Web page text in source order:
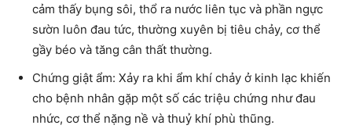
cảm thấy bụng sôi, thổ ra nước liên tục và phần ngực
sườn luôn đau tức, thường xuyên bị tiêu chảy, cơ thể
gầy béo và tăng cân thất thường.
Chứng giật ẩm: Xảy ra khi ẩm khí chảy ở kinh lạc khiến
cho bệnh nhân gặp một số các triệu chứng như đau
nhức, cơ thể nặng nề và thuỷ khí phù thũng.